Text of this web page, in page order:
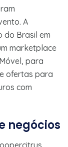
A
do Brasil em
marketplace
para
ofertas para
com
negócios